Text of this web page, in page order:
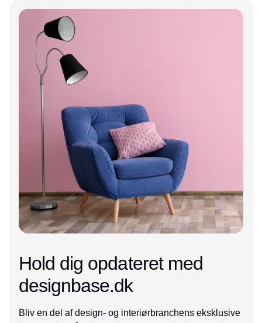
Hold dig opdateret med
designbase.dk
Bliv en del af design- og interiørbranchens eksklusive